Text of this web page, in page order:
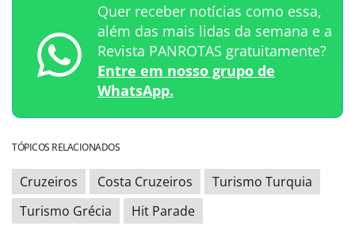
Quer receber notícias como essa,
além das mais lidas da semana e a
Revista PANROTAS gratuitamente?
Entre em nosso grupo de
WhatsApp.
TÓPICOS RELACIONADOS
Cruzeiros Costa Cruzeiros
Turismo Turquia
Turismo Grécia
Hit Parade